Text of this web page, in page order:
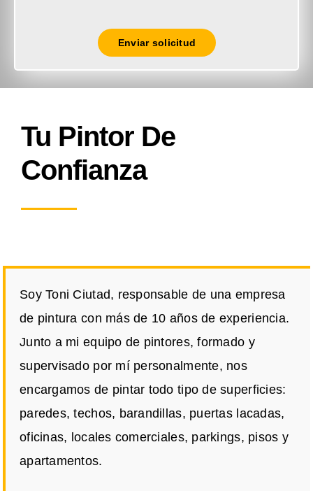
Enviar solicitud
Tu Pintor De
Confianza
Soy Toni Ciutad, responsable de una empresa
de pintura con más de 10 años de experiencia.
Junto a mi equipo de pintores, formado y
supervisado por mí personalmente, nos
encargamos de pintar todo tipo de superficies:
paredes, techos, barandillas, puertas lacadas,
oficinas, locales comerciales, parkings, pisos y
apartamentos.